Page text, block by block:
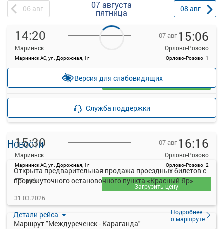
06 авг 07 августа
пятница 08 авг
14:20
Мариинск
Мариинск АС, ул. Дорожная, 1г
07 авг 15:06
Орлово-Розово
Орлово-Розово_1
—
Загрузить цену
15:30
Мариинск
Мариинск АС, ул. Дорожная, 1г
07 авг 16:16
Орлово-Розово
Орлово-Розово_2
Детали рейса
Подробнее
о маршруте
— руб.
Загрузить цену
Версия для слабовидящих
Служба поддержки
Новости
Открыта предварительная продажа проездных билетов с
промежуточного остановочного пункта «Красный Яр»
31.03.2026
Маршрут "Междуреченск - Караганда"